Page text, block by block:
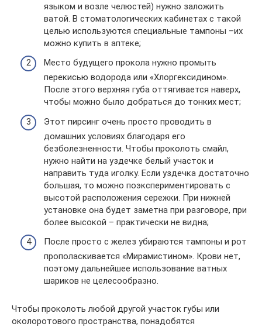
языком и возле челюстей) нужно заложить
ватой. В стоматологических кабинетах с такой
целью используются специальные тампоны –их
можно купить в аптеке;
Место будущего прокола нужно промыть
перекисью водорода или «Хлоргексидином».
После этого верхняя губа оттягивается наверх,
чтобы можно было добраться до тонких мест;
Этот пирсинг очень просто проводить в
домашних условиях благодаря его
безболезненности. Чтобы проколоть смайл,
нужно найти на уздечке белый участок и
направить туда иголку. Если уздечка достаточно
большая, то можно поэкспериментировать с
высотой расположения сережки. При нижней
установке она будет заметна при разговоре, при
более высокой – практически не видна;
После просто с желез убираются тампоны и рот
прополаскивается «Мирамистином». Крови нет,
поэтому дальнейшее использование ватных
шариков не целесообразно.
Чтобы проколоть любой другой участок губы или
околоротового пространства, понадобятся